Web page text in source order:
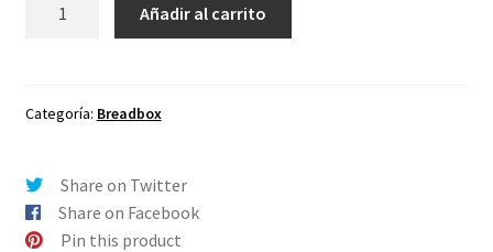
Oakley
Degradé
cantidad
Añadir al carrito
Categoría: Breadbox
Share on Twitter
Share on Facebook
Pin this product